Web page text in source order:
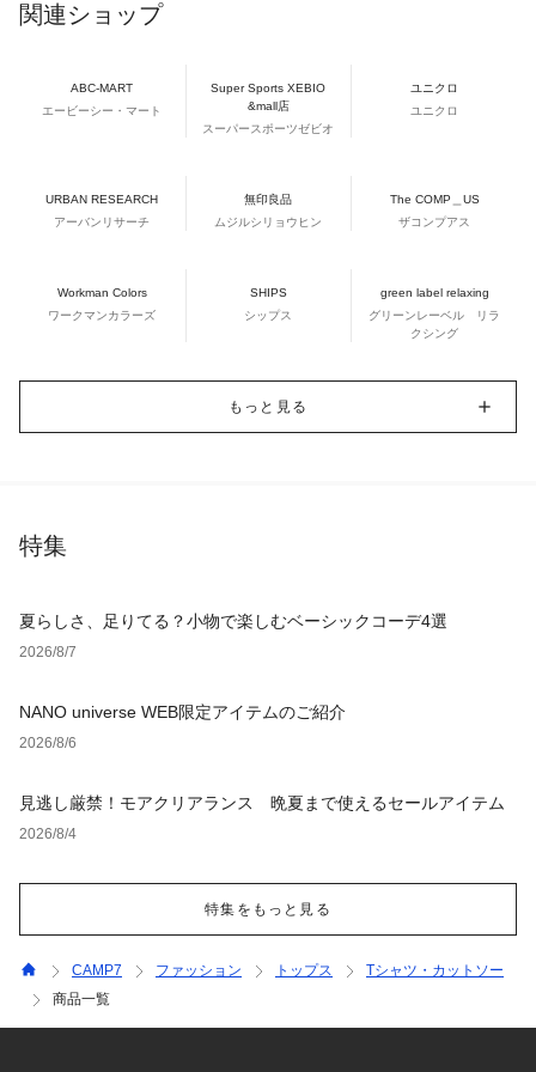
関連ショップ
ABC-MART
エービーシー・マート
Super Sports XEBIO
&mall店
スーパースポーツゼビオ
ユニクロ
ユニクロ
URBAN RESEARCH
アーバンリサーチ
無印良品
ムジルシリョウヒン
The COMP＿US
ザコンプアス
Workman Colors
ワークマンカラーズ
SHIPS
シップス
green label relaxing
グリーンレーベル リラ
クシング
もっと見る
特集
夏らしさ、足りてる？小物で楽しむベーシックコーデ4選
2026/8/7
NANO universe WEB限定アイテムのご紹介
2026/8/6
見逃し厳禁！モアクリアランス 晩夏まで使えるセールアイテム
2026/8/4
特集をもっと見る
CAMP7 ファッション トップス
Tシャツ・カットソー
商品一覧